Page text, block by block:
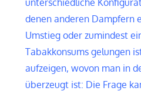
denen anderen Dampfern
Umstieg oder zumindest
Tabakkonsums gelungen
aufzeigen, wovon man in
überzeugt ist: Die Frage